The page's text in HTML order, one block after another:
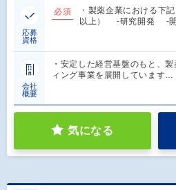
応募
資格
必須
・製薬企業における下
以上） -研究開発 -開
会社
概要
・安定した経営基盤のもと、
ィング事業を展開しています…
気になる